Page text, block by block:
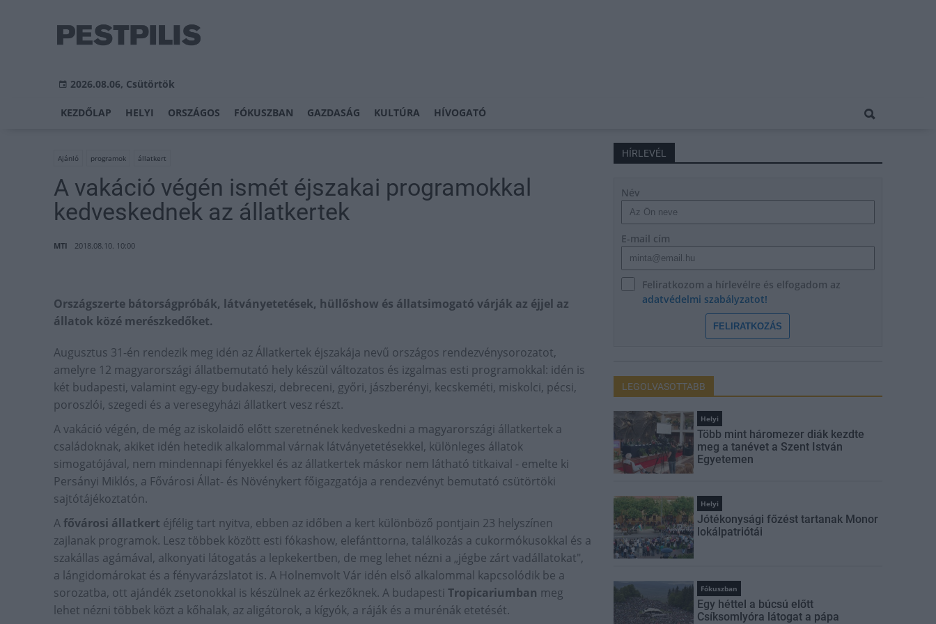
2026.08.06, Csütörtök
KEZDŐLAP HELYI ORSZÁGOS FÓKUSZBAN GAZDASÁG KULTÚRA HÍVOGATÓ
Ajánló programok állatkert
A vakáció végén ismét éjszakai programokkal
kedveskednek az állatkertek
MTI 2018.08.10. 10:00
Országszerte bátorságpróbák, látványetetések, hüllőshow és állatsimogató várják az éjjel az
állatok közé merészkedőket.
Augusztus 31-én rendezik meg idén az Állatkertek éjszakája nevű országos rendezvénysorozatot,
amelyre 12 magyarországi állatbemutató hely készül változatos és izgalmas esti programokkal: idén is
két budapesti, valamint egy-egy budakeszi, debreceni, győri, jászberényi, kecskeméti, miskolci, pécsi,
poroszlói, szegedi és a veresegyházi állatkert vesz részt.
A vakáció végén, de még az iskolaidő előtt szeretnének kedveskedni a magyarországi állatkertek a
családoknak, akiket idén hetedik alkalommal várnak látványetetésekkel, különleges állatok
simogatójával, nem mindennapi fényekkel és az állatkertek máskor nem látható titkaival - emelte ki
Persányi Miklós, a Fővárosi Állat- és Növénykert főigazgatója a rendezvényt bemutató csütörtöki
sajtótájékoztatón.
A fővárosi állatkert éjfélig tart nyitva, ebben az időben a kert különböző pontjain 23 helyszínen
zajlanak programok. Lesz többek között esti fókashow, elefánttorna, találkozás a cukormókusokkal és a
szakállas agámával, alkonyati látogatás a lepkekertben, de meg lehet nézni a „jégbe zárt vadállatokat",
a lángidomárokat és a fényvarázslatot is. A Holnemvolt Vár idén első alkalommal kapcsolódik be a
sorozatba, ott ajándék zsetonokkal is készülnek az érkezőknek. A budapesti Tropicariumban meg
lehet nézni többek közt a kőhalak, az aligátorok, a kígyók, a ráják és a murénák etetését.
HÍRLEVÉL
Név
E-mail cím
Feliratkozom a hírlevélre és elfogadom az
adatvédelmi szabályzatot!
FELIRATKOZÁS
LEGOLVASOTTABB
Helyi
Több mint háromezer diák kezdte
meg a tanévet a Szent István
Egyetemen
Helyi
Jótékonysági főzést tartanak Monor
lokálpatriótái
Fókuszban
Egy héttel a búcsú előtt
Csíksomlyóra látogat a pápa